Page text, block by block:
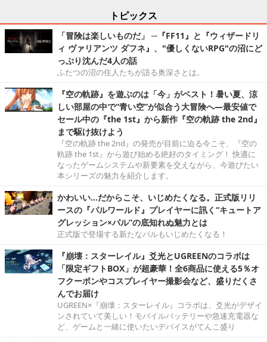
トピックス
「冒険は楽しいものだ」 ─『FF11』と『ウィザードリ
ィ ヴァリアンツ ダフネ』、"優しくないRPG"の沼にど
っぷり沈んだ4人の話
ふたつの沼の住人たちが語る奥深さとは。
『空の軌跡』を遊ぶのは「今」がベスト！暑い夏、涼
しい部屋の中で“青い空”が似合う大冒険へ―最安値で
セール中の『the 1st』から新作『空の軌跡 the 2nd』
まで駆け抜けよう
『空の軌跡 the 2nd』の発売が目前に迫る今こそ、『空の
軌跡 the 1st』から遊び始める絶好のタイミング！ 快適に
なったゲームシステムや新要素を交えながら、今遊びたい
本シリーズの魅力を紹介します。
かわいい…だからこそ、いじめたくなる。正式版リリ
ースの『パルワールド』プレイヤーに訊く“キュートア
グレッション×パル”の底知れぬ魅力とは
正式版で登場する新たなパルもいじめたくなる！
『崩壊：スターレイル』爻光とUGREENのコラボは
「限定ギフトBOX」が超豪華！全6商品に使える5％オ
フクーポンやコスプレイヤー撮影会など、盛りだくさ
んでお届け
UGREEN×『崩壊：スターレイル』コラボは、爻光がデザイ
ンされていて美しい！モバイルバッテリーや急速充電器な
ど、ゲームと一緒に使いたいデバイスがてんこ盛り